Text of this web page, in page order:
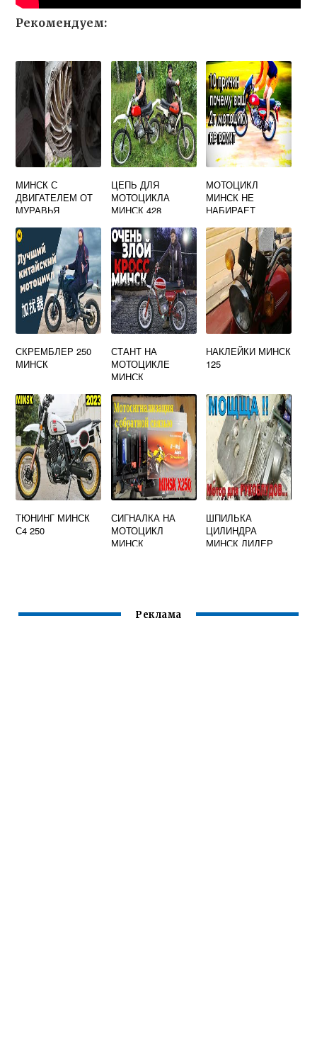
Рекомендуем:
МИНСК С
ДВИГАТЕЛЕМ ОТ
МУРАВЬЯ
ЦЕПЬ ДЛЯ
МОТОЦИКЛА
МИНСК 428
МОТОЦИКЛ
МИНСК НЕ
НАБИРАЕТ
СКРЕМБЛЕР 250
МИНСК
СТАНТ НА
МОТОЦИКЛЕ
МИНСК
НАКЛЕЙКИ МИНСК
125
ТЮНИНГ МИНСК
С4 250
СИГНАЛКА НА
МОТОЦИКЛ
МИНСК
ШПИЛЬКА
ЦИЛИНДРА
МИНСК ЛИДЕР
Реклама